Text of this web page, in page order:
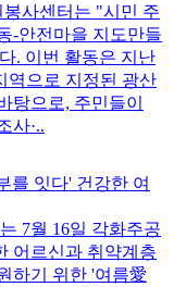
사센터는 "시민 주
-안전마을 지도만들
. 이번 활동은 지난
역으로 지정된 광산
탕으로, 주민들이
사·..
를 잇다' 건강한 여
7월 16일 각화주공
어르신과 취약계층
하기 위한 '여름愛